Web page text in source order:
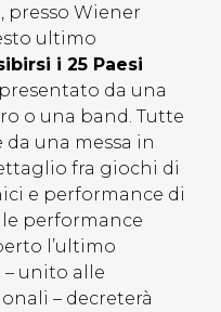
presso Wiener
ultimo
i 25 Paesi
da una
o una band. Tutte
una messa in
fra giochi di
e performance di
performance
l’ultimo
unito alle
– decreterà